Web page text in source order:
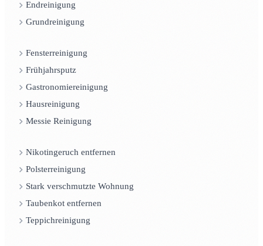
Endreinigung
Grundreinigung
Fensterreinigung
Frühjahrsputz
Gastronomiereinigung
Hausreinigung
Messie Reinigung
Nikotingeruch entfernen
Polsterreinigung
Stark verschmutzte Wohnung
Taubenkot entfernen
Teppichreinigung